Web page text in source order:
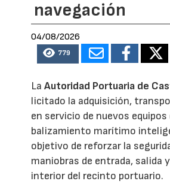
navegación
04/08/2026
779
LaAutoridad Portuaria de
licitado la adquisición,
en servicio de nuevos equipos
balizamiento marítimo
objetivo de reforzar la
maniobras de entrada, salida
interior del recinto portuario.